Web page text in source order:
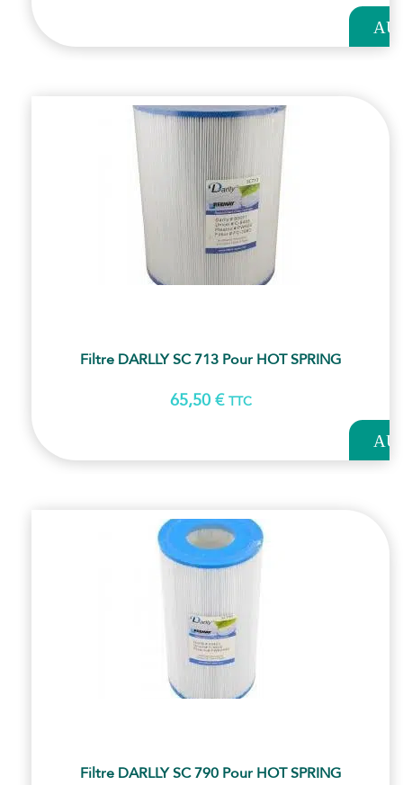
AU
Filtre DARLLY SC 713 Pour HOT SPRING
65,50 € TTC
AU
Filtre DARLLY SC 790 Pour HOT SPRING